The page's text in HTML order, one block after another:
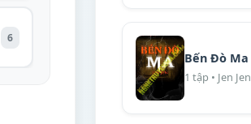
6
Bến Đò Ma
1 tập • Jen Jen